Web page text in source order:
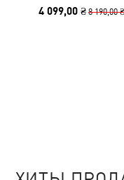
4 099,00 ₴ 8 190,00 ₴